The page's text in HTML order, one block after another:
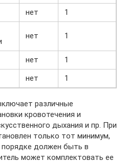
нет
1
нет 1
нет
1
нет 1
различные
кровотечения и
дыхания и пр. При
только тот минимум,
должен быть в
может комплектовать ее